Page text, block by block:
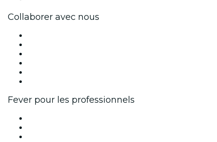
Collaborer avec nous
Fever pour les professionnels